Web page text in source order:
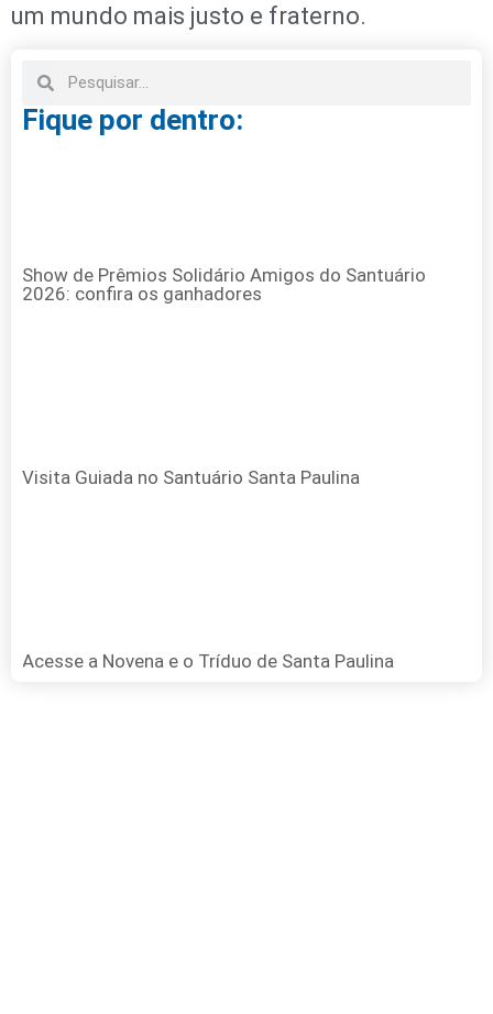
um mundo mais justo e fraterno.
Fique por dentro:
Show de Prêmios Solidário Amigos do Santuário
2026: confira os ganhadores
Visita Guiada no Santuário Santa Paulina
Acesse a Novena e o Tríduo de Santa Paulina